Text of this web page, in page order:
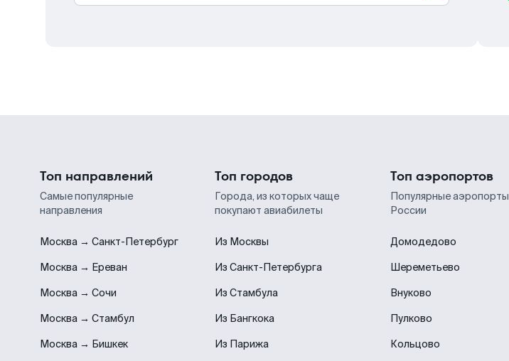
Топ направлений
Самые популярные
направления
Москва → Санкт-Петербург
Москва → Ереван
Москва → Сочи
Москва → Стамбул
Москва → Бишкек
Топ городов
Города, из которых чаще
покупают авиабилеты
Из Москвы
Из Санкт-Петербурга
Из Стамбула
Из Бангкока
Из Парижа
Топ аэропортов
Популярные аэропорты
России
Домодедово
Шереметьево
Внуково
Пулково
Кольцово